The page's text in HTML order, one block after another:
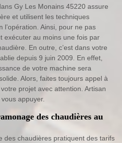
Gy Les Monains 45220 assure
et utilisent les techniques
Ainsi, pour ne pas
exécuter au moins une fois par
En outre, c’est dans votre
depuis 9 juin 2009. En effet,
de votre machine sera
Alors, faites toujours appel à
projet avec attention. Artisan
appuyer.
des chaudières au
des chaudières pratiquent des tarifs